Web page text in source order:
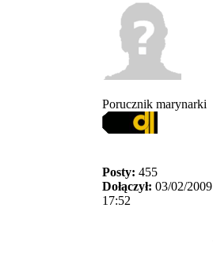
Porucznik marynarki
Posty: 455
Dołączył: 03/02/2009
17:52